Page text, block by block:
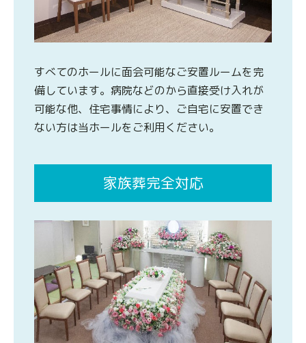
すべてのホールに面会可能なご安置ルームを完
備しています。病院などのから直接受け入れが
可能な他、住宅事情により、ご自宅に安置でき
ない方は当ホールをご利用ください。
家族葬完全対応